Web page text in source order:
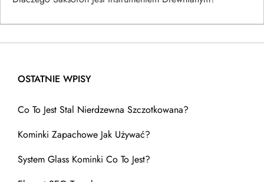
OSTATNIE WPISY
Co To Jest Stal Nierdzewna Szczotkowana?
Kominki Zapachowe Jak Używać?
System Glass Kominki Co To Jest?